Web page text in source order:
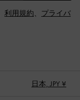
利用規約、 プライバ
日本, JPY ¥